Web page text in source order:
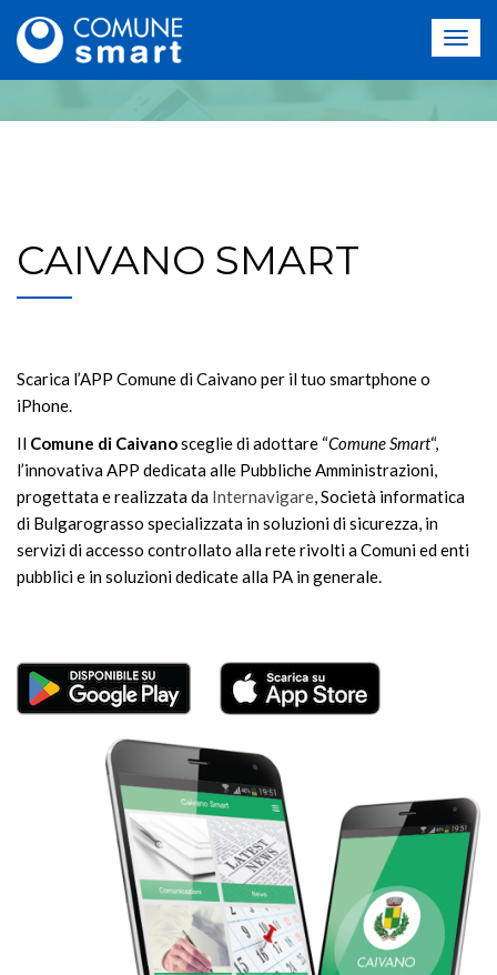
CAIVANO SMART
Scarica l’APP Comune di Caivano per il tuo smartphone o
iPhone.
Il Comune di Caivanosceglie di adottare “Comune Smart“,
l’innovativa APP dedicata alle Pubbliche Amministrazioni,
progettata e realizzata da Internavigare, Società informatica
di Bulgarograsso specializzata in soluzioni di sicurezza, in
servizi di accesso controllato alla rete rivolti a Comuni ed enti
pubblici e in soluzioni dedicate alla PA in generale.